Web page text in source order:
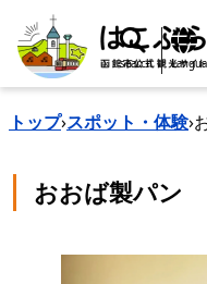
search
トップ›スポット・体験›
おおば製パン